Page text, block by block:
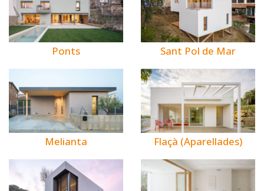
Ponts Sant Pol de Mar
Melianta Flaçà (Aparellades)